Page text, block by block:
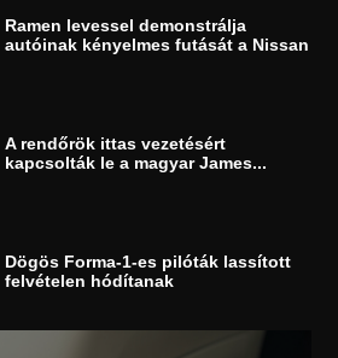
Ramen levessel demonstrálja
autóinak kényelmes futását a Nissan
A rendőrök ittas vezetésért
kapcsolták le a magyar James...
Dögös Forma-1-es pilóták lassított
felvételen hódítanak